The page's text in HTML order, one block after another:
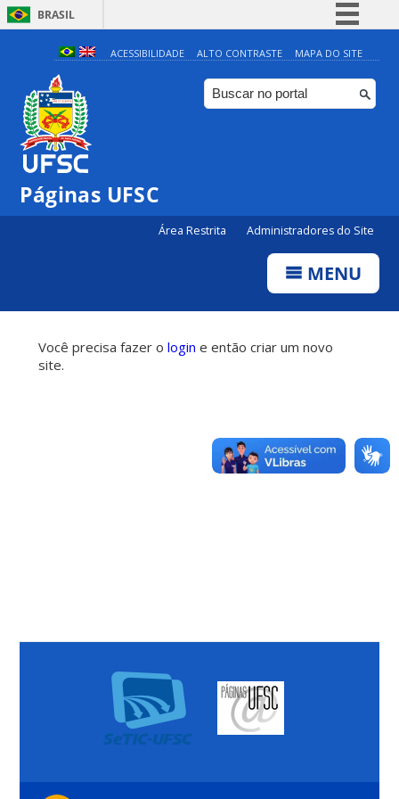
BRASIL
Simplifique!
Comunica BR
Participe
ACESSIBILIDADE ALTO CONTRASTE MAPA DO SITE
Páginas UFSC
Área Restrita Administradores do Site
MENU
Você precisa fazer o login e então criar um novo
site.